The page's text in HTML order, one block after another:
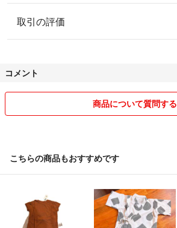
取引の評価
コメント
商品について質問する
こちらの商品もおすすめです